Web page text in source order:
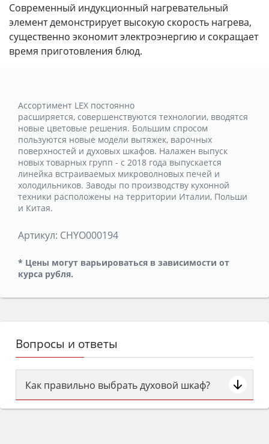
Современный индукционный нагревательный
элемент демонстрирует высокую скорость нагрева,
существенно экономит электроэнергию и сокращает
время приготовления блюд.
Ассортимент LEX постоянно
расширяется, совершенствуются технологии, вводятся
новые цветовые решения. Большим спросом
пользуются новые модели вытяжек, варочных
поверхностей и духовых шкафов. Налажен выпуск
новых товарных групп - с 2018 года выпускается
линейка встраиваемых микроволновых печей и
холодильников. Заводы по производству кухонной
техники расположены на территории Италии, Польши
и Китая.
Артикул: CHYO000194
* Цены могут варьироваться в зависимости от
курса рубля.
Вопросы и ответы
Как правильно выбрать духовой шкаф?
Сначала определитесь с типом (газовый или